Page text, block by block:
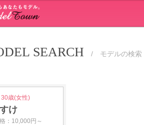
SEARCH / モデルの検索
歳(女性)
け
：10,000円～